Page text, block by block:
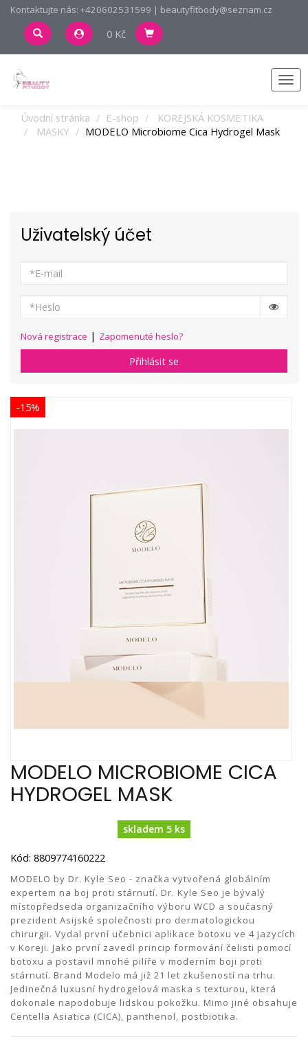
Kontaktujte nás: +420602531599 | beautyfitbody@seznam.cz
0 Kč
Úvodní stránka E-shop
KOREJSKÁ KOSMETIKA
MASKY
MODELO Microbiome Cica Hydrogel Mask
Uživatelský účet
Nová registrace | Zapomenuté heslo?
Přihlásit se
-15%
MODELO MICROBIOME CICA
HYDROGEL MASK
skladem 5 ks
Kód: 8809774160222
MODELO by Dr. Kyle Seo - značka vytvořená globálním
expertem na boj proti stárnutí. Dr. Kyle Seo je bývalý
místopředseda organizačního výboru WCD a současný
prezident Asijské společnosti pro dermatologickou
chirurgii. Vydal první učebnici aplikace botoxu ve 4 jazycích
v Koreji. Jako první zavedl princip formování čelisti pomocí
botoxu a postavil mnohé pilíře v moderním boji proti
stárnutí. Brand Modelo má již 21 let zkušeností na trhu.
Jedinečná luxusní hydrogelová maska s texturou, která
dokonale napodobuje lidskou pokožku. Mimo jiné obsahuje
Centella Asiatica (CICA), panthenol, postbiotika.